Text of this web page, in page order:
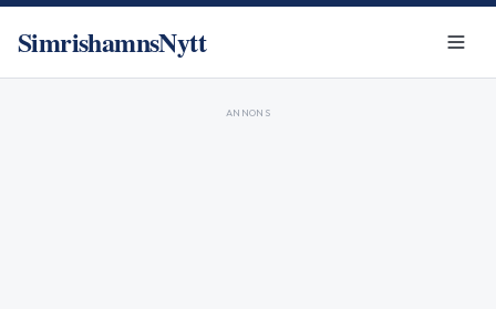
SimrishamnsNytt
ANNONS